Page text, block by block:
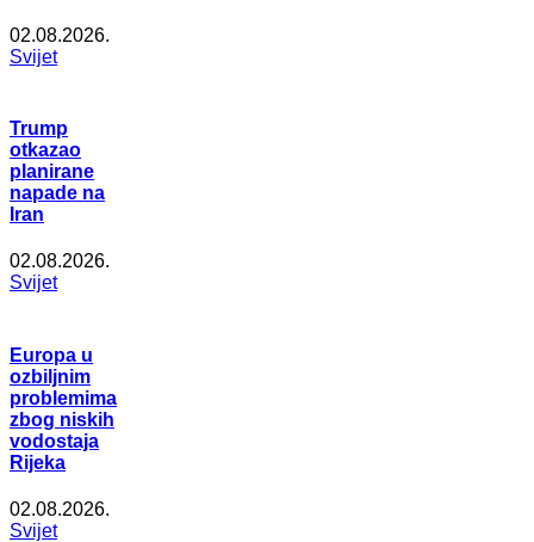
02.08.2026.
Svijet
Trump
otkazao
planirane
napade na
Iran
02.08.2026.
Svijet
Europa u
ozbiljnim
problemima
zbog niskih
vodostaja
Rijeka
02.08.2026.
Svijet